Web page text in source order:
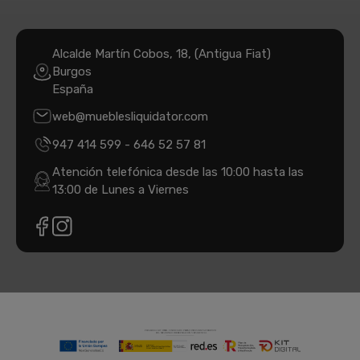
Alcalde Martín Cobos, 18, (Antigua Fiat)
Burgos
España
web@mueblesliquidator.com
947 414 599 - 646 52 57 81
Atención telefónica desde las 10:00 hasta las
13:00 de Lunes a Viernes